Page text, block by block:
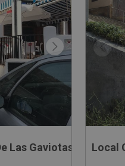
Las Gaviotas 18 Bajo 1,
Local